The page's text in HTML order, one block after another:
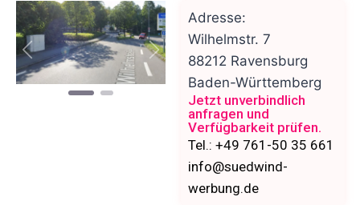
Vorheriges Nächstes
Adresse:
Wilhelmstr. 7
88212 Ravensburg
Baden-Württemberg
Jetzt unverbindlich
anfragen und
Verfügbarkeit prüfen.
Tel.: +49 761-50 35 661
info@suedwind-
werbung.de